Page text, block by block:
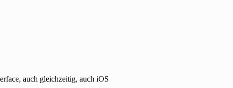
auch gleichzeitig, auch iOS